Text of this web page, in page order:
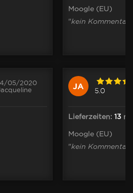
05/2020
Moogle (EU)
"kein Kommentar
JA 5.0
Lieferzeiten: 13
Moogle (EU)
"kein Kommentar